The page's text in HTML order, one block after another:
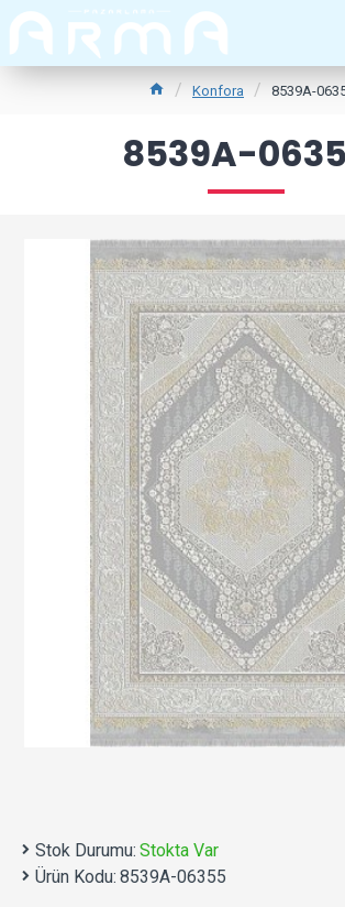
Konfora 8539A-
8539A-
Stok Durumu: Stokta Var
Ürün Kodu: 8539A-06355